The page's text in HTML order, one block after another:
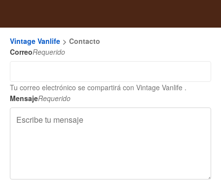
Vintage Vanlife
Contacto
CorreoRequerido
Tu correo electrónico se compartirá con Vintage Vanlife .
MensajeRequerido